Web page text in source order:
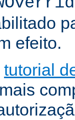
efeito.
tutorial